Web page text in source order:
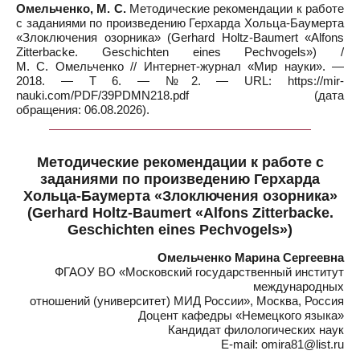
Омельченко, М. С.Методические рекомендации к работе
с заданиями по произведению Герхарда Хольца-Баумерта
«Злоключения озорника» (Gerhard Holtz-Baumert «Alfons
Zitterbacke. Geschichten eines Pechvogels») /
М. С. Омельченко // Интернет-журнал «Мир науки». —
2018. — Т 6. — №2. — URL: https://mir-
nauki.com/PDF/39PDMN218.pdf (дата
обращения: 06.08.2026).
Методические рекомендации к работе с
заданиями по произведению Герхарда
Хольца-Баумерта «Злоключения озорника»
(Gerhard Holtz-Baumert «Alfons Zitterbacke.
Geschichten eines Pechvogels»)
Омельченко Марина Сергеевна
ФГАОУ ВО «Московский государственный институт
международных
отношений (университет) МИД России», Москва, Россия
Доцент кафедры «Немецкого языка»
Кандидат филологических наук
E-mail: omira81@list.ru